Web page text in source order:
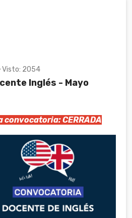
Visto: 2054
Inglés - Mayo
convocatoria: CERRADA